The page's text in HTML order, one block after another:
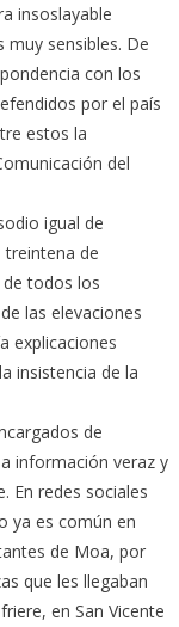
insoslayable
sensibles. De
con los
por el país
estos la
del
igual de
treintena de
todos los
las elevaciones
explicaciones
insistencia de la
de
información veraz y
En redes sociales
ya es común en
de Moa, por
que les llegaban
en San Vicente